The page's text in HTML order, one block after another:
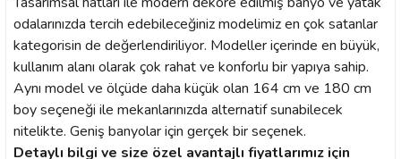
odalarınızda tercih edebileceğiniz modelimiz en çok satanlar
kategorisin de değerlendiriliyor. Modeller içerinde en büyük,
kullanım alanı olarak çok rahat ve konforlu bir yapıya sahip.
Aynı model ve ölçüde daha küçük olan 164 cm ve 180 cm
boy seçeneği ile mekanlarınızda alternatif sunabilecek
nitelikte. Geniş banyolar için gerçek bir seçenek.
Detaylı bilgi ve size özel avantajlı fiyatlarımız için